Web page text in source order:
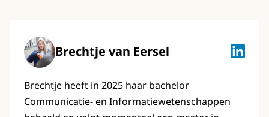
Brechtje van Eersel
Brechtje heeft in 2025 haar bachelor
Communicatie- en Informatiewetenschappen